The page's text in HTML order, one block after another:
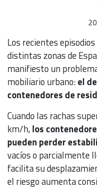
Los recientes
distintas zonas de
manifiesto un
mobiliario urbano:el
contenedores de
Cuando las rachas
km/h, los
pueden perder
vacíos o parcialmente
facilita su
el riesgo aumenta